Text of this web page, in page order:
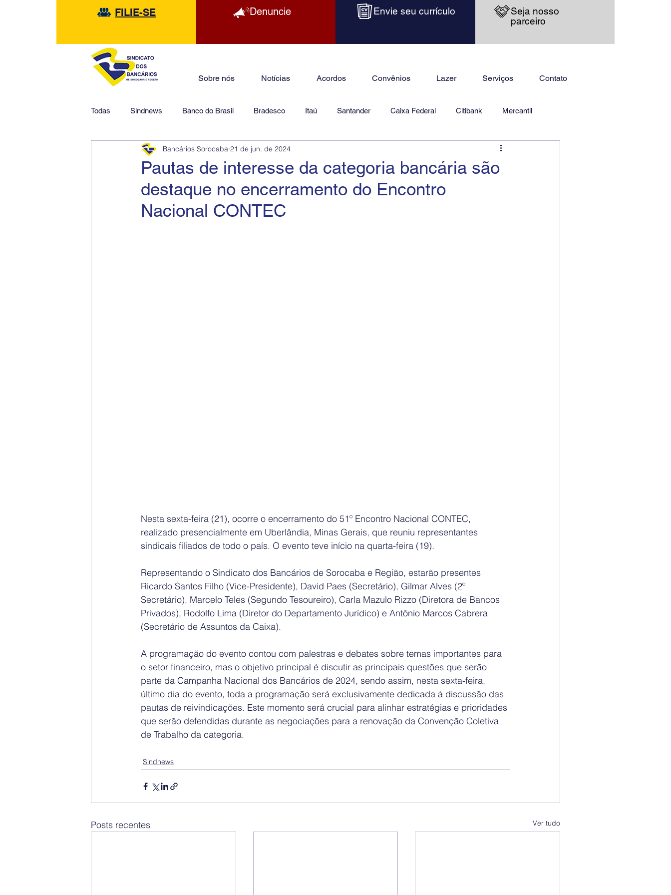
FILIE-SE Denuncie Envie seu currículo
Seja nosso
parceiro
Sobre nós Notícias Acordos Convênios Lazer Serviços Contato
Todas Sindnews Banco do Brasil Bradesco Itaú Santander Caixa Federal Citibank Mercantil
HSBC Financeiras Jurídico
Pautas de interesse da categoria bancária são
destaque no encerramento do Encontro
Nacional CONTEC
Bancários Sorocaba 21 de jun. de 2024
Nesta sexta-feira (21), ocorre o encerramento do 51º Encontro Nacional CONTEC,
realizado presencialmente em Uberlândia, Minas Gerais, que reuniu representantes
sindicais filiados de todo o país. O evento teve início na quarta-feira (19).
Representando o Sindicato dos Bancários de Sorocaba e Região, estarão presentes
Ricardo Santos Filho (Vice-Presidente), David Paes (Secretário), Gilmar Alves (2º
Secretário), Marcelo Teles (Segundo Tesoureiro), Carla Mazulo Rizzo (Diretora de Bancos
Privados), Rodolfo Lima (Diretor do Departamento Jurídico) e Antônio Marcos Cabrera
(Secretário de Assuntos da Caixa).
A programação do evento contou com palestras e debates sobre temas importantes para
o setor financeiro, mas o objetivo principal é discutir as principais questões que serão
parte da Campanha Nacional dos Bancários de 2024, sendo assim, nesta sexta-feira,
último dia do evento, toda a programação será exclusivamente dedicada à discussão das
pautas de reivindicações. Este momento será crucial para alinhar estratégias e prioridades
que serão defendidas durante as negociações para a renovação da Convenção Coletiva
de Trabalho da categoria.
Sindnews
Posts recentes Ver tudo